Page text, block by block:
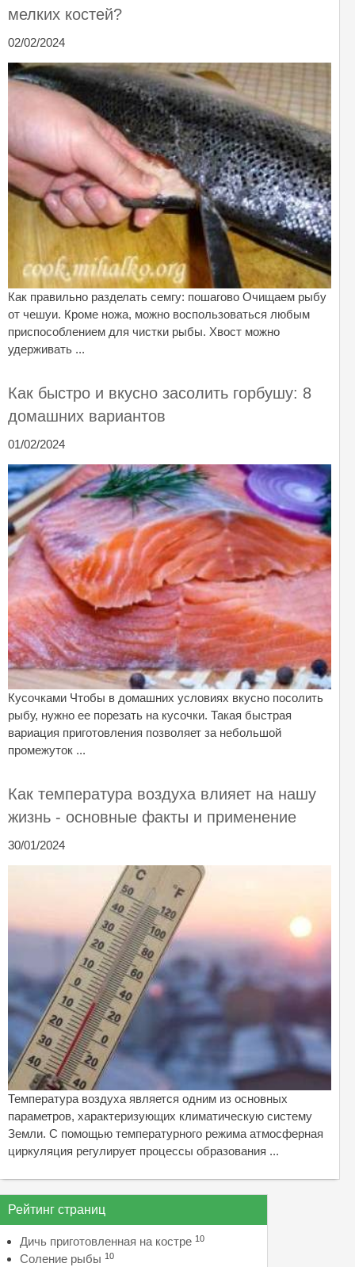
мелких костей?
02/02/2024
Как правильно разделать семгу: пошагово Очищаем рыбу
от чешуи. Кроме ножа, можно воспользоваться любым
приспособлением для чистки рыбы. Хвост можно
удерживать ...
Как быстро и вкусно засолить горбушу: 8
домашних вариантов
01/02/2024
Кусочками Чтобы в домашних условиях вкусно посолить
рыбу, нужно ее порезать на кусочки. Такая быстрая
вариация приготовления позволяет за небольшой
промежуток ...
Как температура воздуха влияет на нашу
жизнь - основные факты и применение
30/01/2024
Температура воздуха является одним из основных
параметров, характеризующих климатическую систему
Земли. С помощью температурного режима атмосферная
циркуляция регулирует процессы образования ...
Рейтинг страниц
Дичь приготовленная на костре 10
Соление рыбы 10